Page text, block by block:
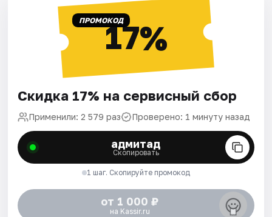
ПРОМОКОД17%
Скидка 17% на сервисный сбор
Применили: 2 579 раз Проверено: 1 минуту назад
адмитад
Скопировать
1 шаг. Скопируйте промокод
от 1 000 ₽
на Kassir.ru